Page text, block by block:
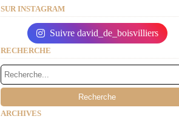
SUR INSTAGRAM
Suivre david_de_boisvilliers
RECHERCHE
ARCHIVES